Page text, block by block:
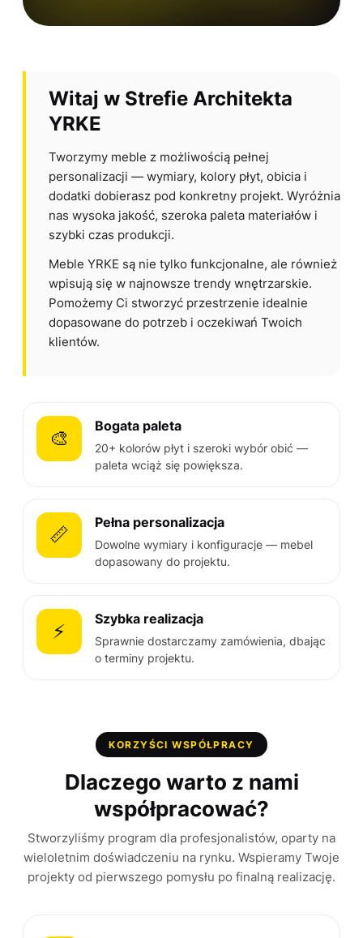
Witaj w Strefie Architekta
YRKE
Tworzymy meble z możliwością pełnej
personalizacji — wymiary, kolory płyt, obicia i
dodatki dobierasz pod konkretny projekt. Wyróżnia
nas wysoka jakość, szeroka paleta materiałów i
szybki czas produkcji.
Meble YRKE są nie tylko funkcjonalne, ale również
wpisują się w najnowsze trendy wnętrzarskie.
Pomożemy Ci stworzyć przestrzenie idealnie
dopasowane do potrzeb i oczekiwań Twoich
klientów.
🎨
Bogata paleta
20+ kolorów płyt i szeroki wybór obić —
paleta wciąż się powiększa.
📏
Pełna personalizacja
Dowolne wymiary i konfiguracje — mebel
dopasowany do projektu.
⚡
Szybka realizacja
Sprawnie dostarczamy zamówienia, dbając
o terminy projektu.
KORZYŚCI WSPÓŁPRACY
Dlaczego warto z nami
współpracować?
Stworzyliśmy program dla profesjonalistów, oparty na
wieloletnim doświadczeniu na rynku. Wspieramy Twoje
projekty od pierwszego pomysłu po finalną realizację.